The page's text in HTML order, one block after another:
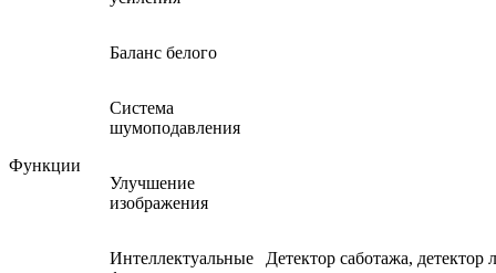
Функции
Баланс белого
Система
шумоподавления
Улучшение
изображения
Интеллектуальные
Детектор саботажа,